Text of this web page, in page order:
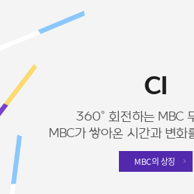
CI
360° 회전하는 MBC
MBC가 쌓아온 시간과 변화
MBC의 상징